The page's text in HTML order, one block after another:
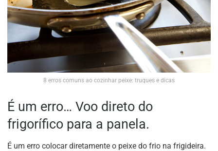
8 erros comuns ao cozinhar peixe: truques e dicas
É um erro… Voo direto do
frigorífico para a panela.
É um erro colocar diretamente o peixe do frio na frigideira.